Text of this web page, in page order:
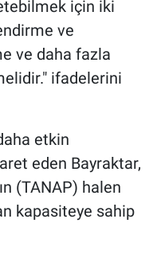
için iki
ve
ve daha fazla
ifadelerini
etkin
eden Bayraktar,
(TANAP) halen
kapasiteye sahip